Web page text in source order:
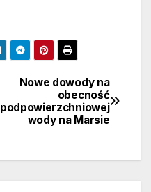
Nowe dowody na
obecność
podpowierzchniowej
wody na Marsie